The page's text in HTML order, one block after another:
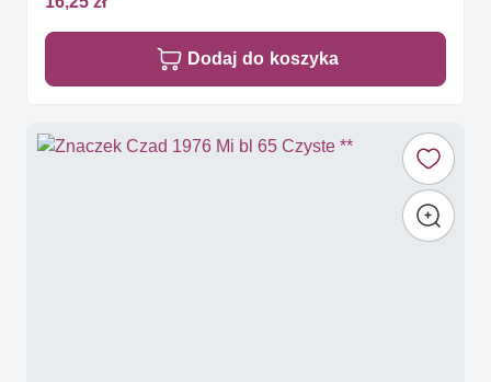
Dodaj do koszyka